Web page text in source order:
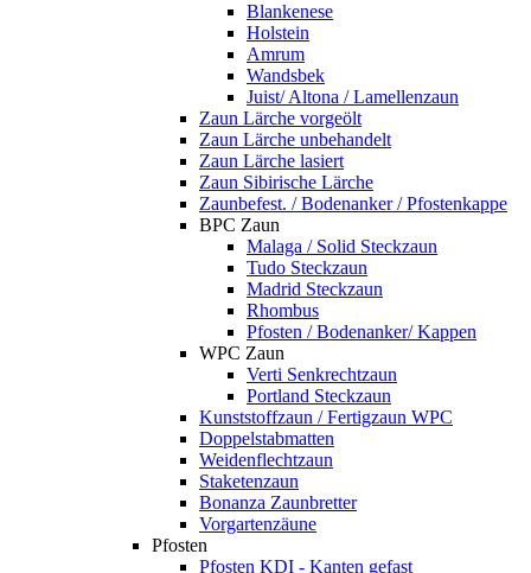
Blankenese
Holstein
Amrum
Wandsbek
Juist/ Altona / Lamellenzaun
Zaun Lärche vorgeölt
Zaun Lärche unbehandelt
Zaun Lärche lasiert
Zaun Sibirische Lärche
Zaunbefest. / Bodenanker / Pfostenkappe
BPC Zaun
Malaga / Solid Steckzaun
Tudo Steckzaun
Madrid Steckzaun
Rhombus
Pfosten / Bodenanker/ Kappen
WPC Zaun
Verti Senkrechtzaun
Portland Steckzaun
Kunststoffzaun / Fertigzaun WPC
Doppelstabmatten
Weidenflechtzaun
Staketenzaun
Bonanza Zaunbretter
Vorgartenzäune
Pfosten
Pfosten KDI - Kanten gefast